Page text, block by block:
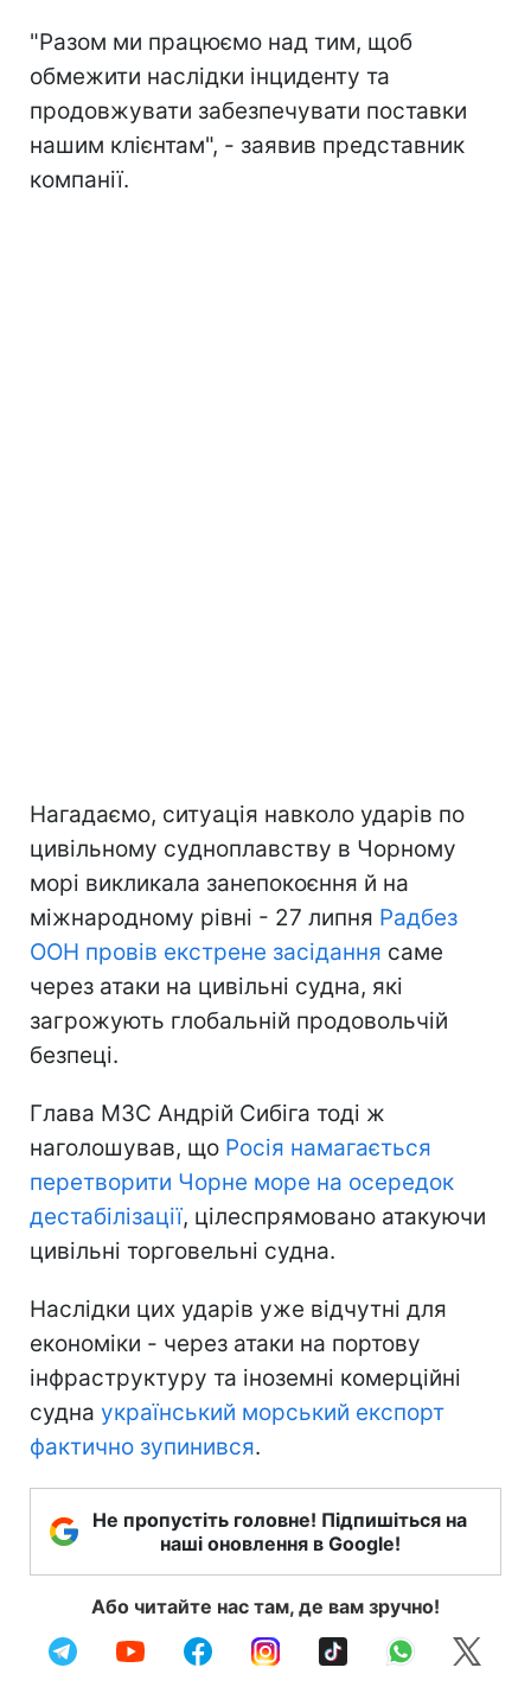
"Разом ми працюємо над тим, щоб
обмежити наслідки інциденту та
продовжувати забезпечувати поставки
нашим клієнтам", - заявив представник
компанії.
Нагадаємо, ситуація навколо ударів по
цивільному судноплавству в Чорному
морі викликала занепокоєння й на
міжнародному рівні - 27 липня Радбез
ООН провів екстрене засідання саме
через атаки на цивільні судна, які
загрожують глобальній продовольчій
безпеці.
Глава МЗС Андрій Сибіга тоді ж
наголошував, що Росія намагається
перетворити Чорне море на осередок
дестабілізації, цілеспрямовано атакуючи
цивільні торговельні судна.
Наслідки цих ударів уже відчутні для
економіки - через атаки на портову
інфраструктуру та іноземні комерційні
судна український морський експорт
фактично зупинився.
Не пропустіть головне! Підпишіться на
наші оновлення в Google!
Або читайте нас там, де вам зручно!